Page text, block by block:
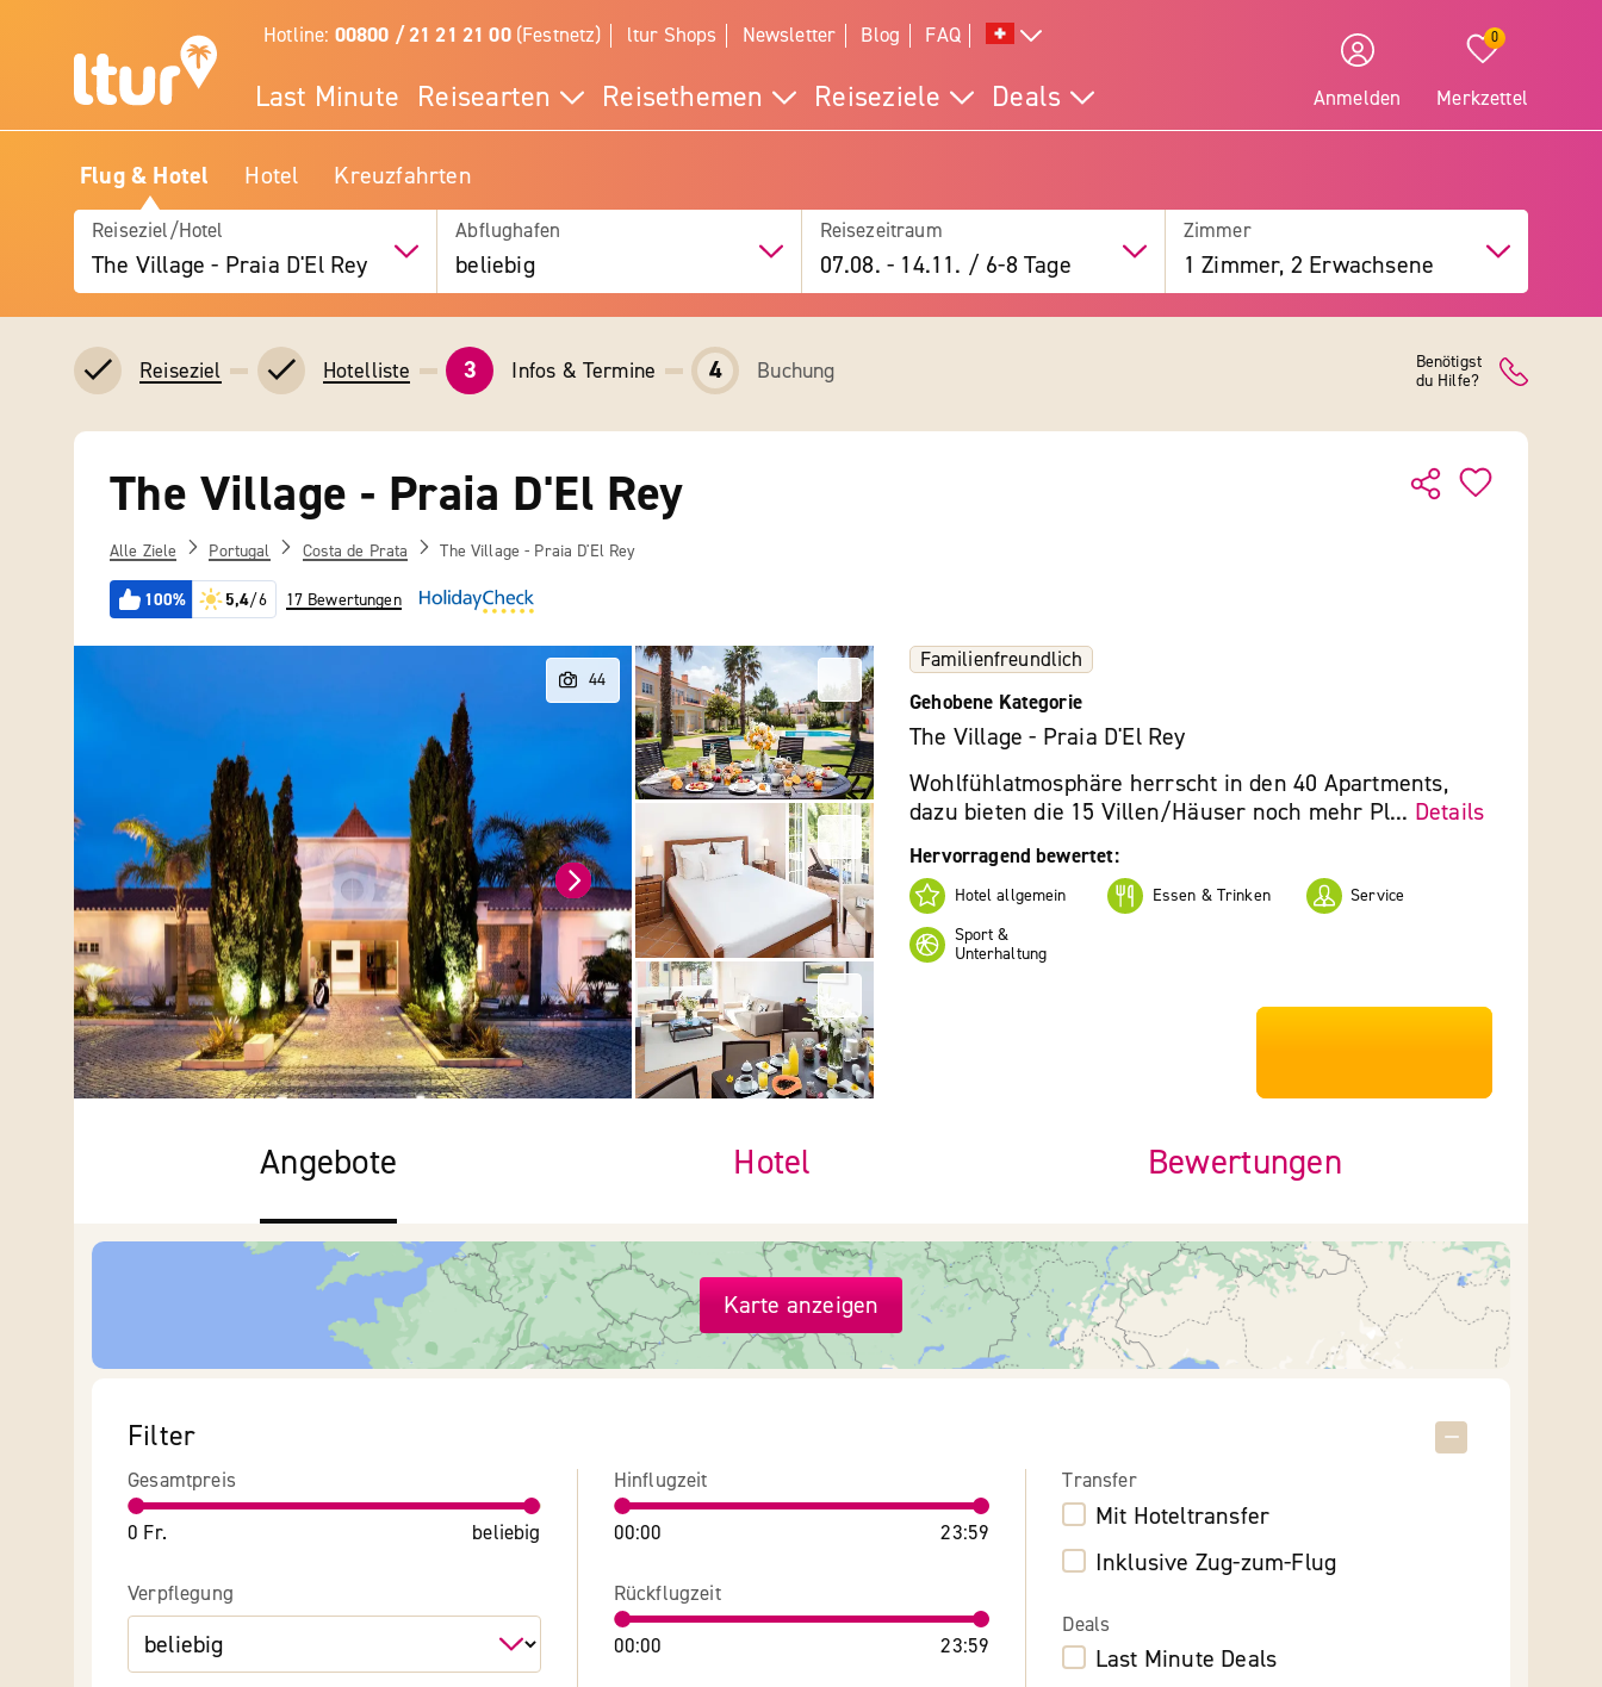
Hotline: 00800 / 21 21 21 00(Festnetz) ltur Shops Newsletter Blog FAQ
Last Minute Reisearten Reisethemen Reiseziele Deals Anmelden
0
Merkzettel
Flug & Hotel Hotel Kreuzfahrten
Reiseziel/Hotel
The Village - Praia D'El Rey
Abflughafen
beliebig
Reisezeitraum
07.08. - 14.11. / 6-8 Tage
Zimmer
1 Zimmer, 2 Erwachsene
Reiseziel Hotelliste 3 Infos & Termine 4 Buchung
Benötigst
du Hilfe?
The Village - Praia D'El Rey
Alle Ziele Portugal Costa de Prata The Village - Praia D'El Rey
100% 5,4/6 17 Bewertungen
Familienfreundlich
Gehobene Kategorie
The Village - Praia D'El Rey
Wohlfühlatmosphäre herrscht in den 40 Apartments,
dazu bieten die 15 Villen/Häuser noch mehr Pl... Details
Hervorragend bewertet:
Hotel allgemein Essen & Trinken
Service
Sport &
Unterhaltung
Angebote Hotel Bewertungen
Karte anzeigen
Filter
Gesamtpreis
0 Fr. beliebig
Verpflegung
Hinflugzeit
00:00 23:59
Rückflugzeit
00:00 23:59
Transfer
Mit Hoteltransfer
Inklusive Zug-zum-Flug
Deals
Last Minute Deals